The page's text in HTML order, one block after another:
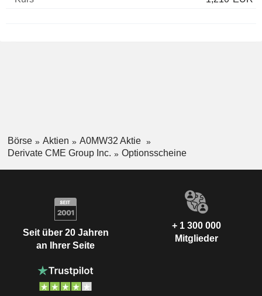
Börse Aktien
A0MW32 Aktie
Derivate CME Group Inc.
Optionsscheine
Seit über 20 Jahren
an Ihrer Seite
+ 1 300 000
Mitglieder